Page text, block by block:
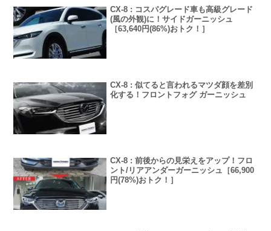
CX-8 : コスパグレード車も高級グレード
(風の外観)に！サイドガーニッシュ
［63,640円(86%)おトク！］
CX-8 : 似てると言われるマツダ顔を差別
化する！フロントフォグ ガーニッシュ
CX-8 : 前後からの見栄えをアップ！フロ
ント/リアアンダーガーニッシュ［66,900
円(78%)おトク！］